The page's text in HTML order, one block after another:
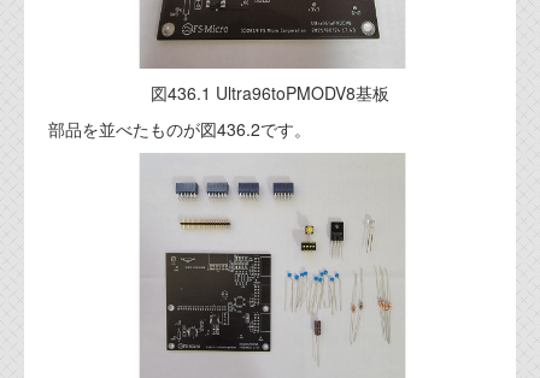
機能安全ブログ
テクノロジ
外部投稿記事
ご希望の方は、お問い合わせページから
資料閲覧パスワードをお問い合わせ頂き
ログインをお願い致します。アカウント
図436.1 Ultra96toPMODV8基板
部品を並べたものが図436.2です。